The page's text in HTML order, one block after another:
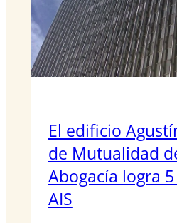
El edificio
de Mutualidad
Abogacía logra
AIS